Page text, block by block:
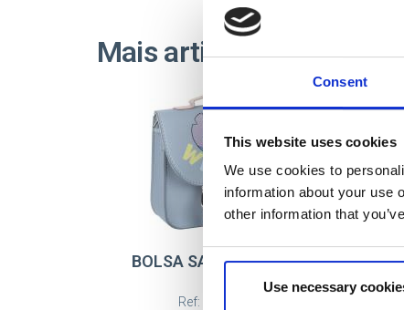
Consent
This website uses cookies
We use cookies to
information about your use
other information that
Use necessary
Mais artigos STITCH
BOLSA SATCHEL STITCH
Ref: 2100004947